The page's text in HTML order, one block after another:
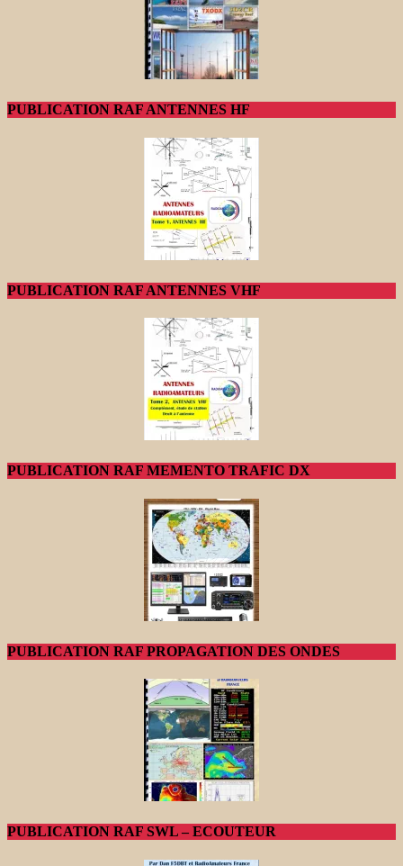
PUBLICATION RAF ANTENNES HF
PUBLICATION RAF ANTENNES VHF
PUBLICATION RAF MEMENTO TRAFIC DX
PUBLICATION RAF PROPAGATION DES ONDES
PUBLICATION RAF SWL – ECOUTEUR